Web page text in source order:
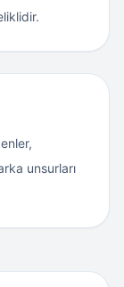
unsurları